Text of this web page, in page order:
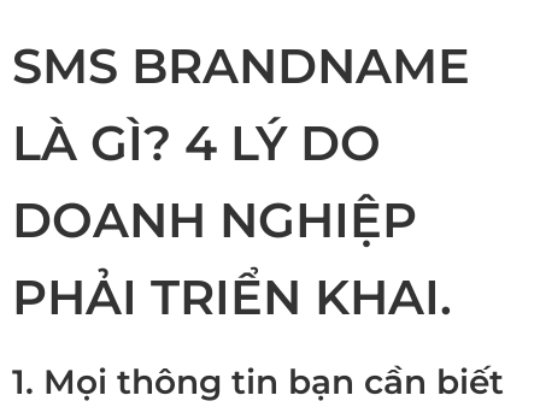
SMS BRANDNAME
LÀ GÌ? 4 LÝ DO
DOANH NGHIỆP
PHẢI TRIỂN KHAI.
1. Mọi thông tin bạn cần biết